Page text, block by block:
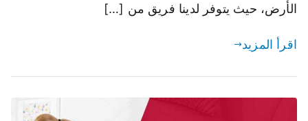
الأرض، حيث يتوفر لدينا فريق من […]
اقرأ المزيد